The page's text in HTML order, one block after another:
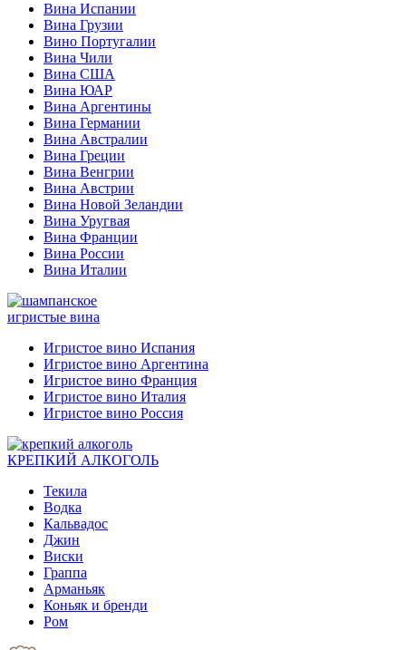
Вина Испании
Вина Грузии
Вино Португалии
Вина Чили
Вина США
Вина ЮАР
Вина Аргентины
Вина Германии
Вина Австралии
Вина Греции
Вина Венгрии
Вина Австрии
Вина Новой Зеландии
Вина Уругвая
Вина Франции
Вина России
Вина Италии
игристые вина
Игристое вино Испания
Игристое вино Аргентина
Игристое вино Франция
Игристое вино Италия
Игристое вино Россия
КРЕПКИЙ АЛКОГОЛЬ
Текила
Водка
Кальвадос
Джин
Виски
Граппа
Арманьяк
Коньяк и бренди
Ром